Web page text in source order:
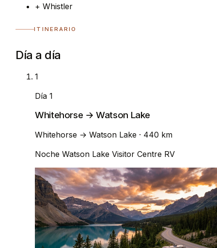
+ Whistler
ITINERARIO
Día a día
1
Día 1
Whitehorse → Watson Lake
Whitehorse → Watson Lake · 440 km
Noche Watson Lake Visitor Centre RV